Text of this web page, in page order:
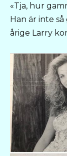
«Tja, hur
Han är inte
årige Larry